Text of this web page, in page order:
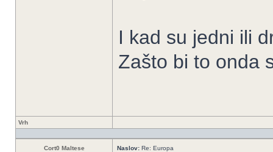
I kad su jedni ili
Zašto bi to onda
Vrh
Cort0 Maltese Naslov: Re: Europa